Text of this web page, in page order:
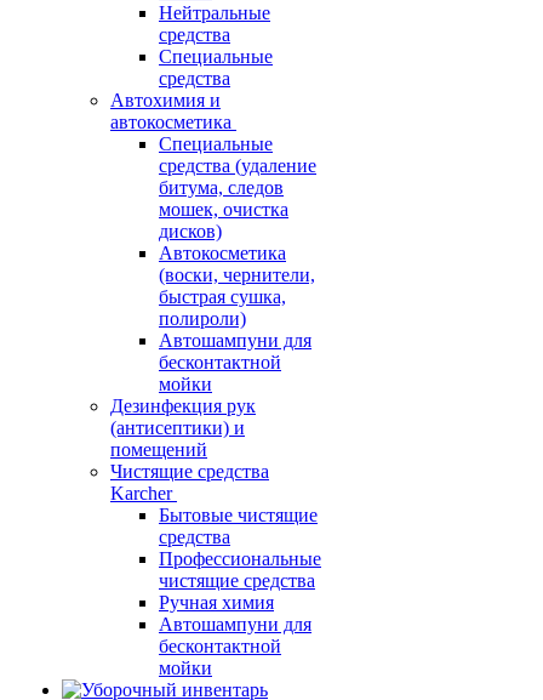
Нейтральные
средства
Специальные
средства
Автохимия и
автокосметика
Специальные
средства (удаление
битума, следов
мошек, очистка
дисков)
Автокосметика
(воски, чернители,
быстрая сушка,
полироли)
Автошампуни для
бесконтактной
мойки
Дезинфекция рук
(антисептики) и
помещений
Чистящие средства
Karcher
Бытовые чистящие
средства
Профессиональные
чистящие средства
Ручная химия
Автошампуни для
бесконтактной
мойки